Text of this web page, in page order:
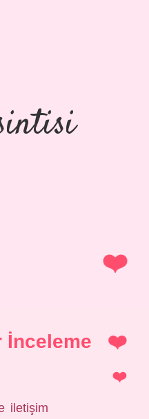
İnceleme
iletişim